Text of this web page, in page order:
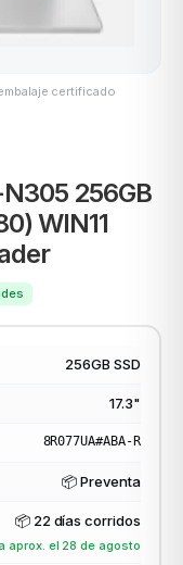
certificado
256GB
WIN11
256GB SSD
17.3"
8R077UA#ABA-R
📦 Preventa
📦 22 días corridos
aprox. el 28 de agosto